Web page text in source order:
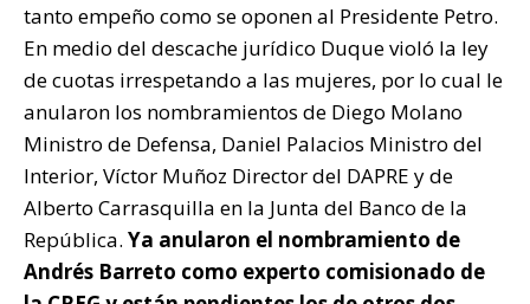
tanto empeño como se oponen al Presidente Petro.
En medio del descache jurídico Duque violó la ley
de cuotas irrespetando a las mujeres, por lo cual le
anularon los nombramientos de Diego Molano
Ministro de Defensa, Daniel Palacios Ministro del
Interior, Víctor Muñoz Director del DAPRE y de
Alberto Carrasquilla en la Junta del Banco de la
República. Ya anularon el nombramiento de
Andrés Barreto como experto comisionado de